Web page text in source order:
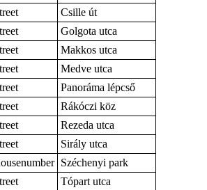
Csille út
Golgota utca
Makkos utca
Medve utca
Panoráma lépcső
Rákóczi köz
Rezeda utca
Sirály utca
Széchenyi park
Tópart utca